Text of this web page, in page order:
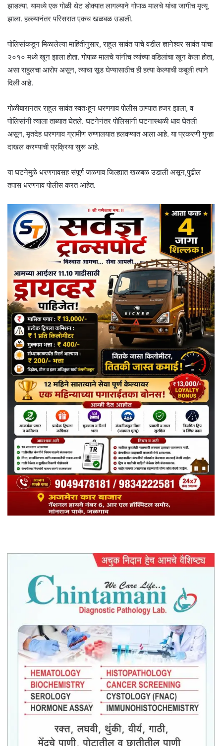
झाडल्या. यामध्ये एक गोळी थेट डोक्यात लागल्याने गोपाळ मालचे यांचा जागीच मृत्यू
झाला. हल्ल्यानंतर परिसरात एकच खळबळ उडाली.
पोलिसांकडून मिळालेल्या माहितीनुसार, राहुल सावंत याचे वडील ज्ञानेश्वर सावंत यांचा
२०१० मध्ये खून झाला होता. गोपाळ मालचे यांनीच त्यांच्या वडिलांचा खून केला होता,
असा राहुलचा आरोप असून, त्याचा सूड घेण्यासाठीच ही हत्या केल्याची कबुली त्याने
दिली आहे.
गोळीबारानंतर राहुल सावंत स्वतःहून धरणगाव पोलीस ठाण्यात हजर झाला, व
पोलिसांनी त्याला ताब्यात घेतले. घटनेनंतर पोलिसांनी घटनास्थळी धाव घेतली
असून, मृतदेह धरणगाव ग्रामीण रुग्णालयात हलवण्यात आला आहे. या प्रकरणी गुन्हा
दाखल करण्याची प्रक्रिया सुरू आहे.
या घटनेमुळे धरणगावसह संपूर्ण जळगाव जिल्ह्यात खळबळ उडाली असून,पुढील
तपास धरणगाव पोलीस करत आहेत.